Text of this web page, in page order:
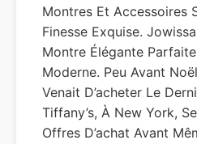
Montres Et Accessoires
Finesse Exquise.
Montre Élégante
Moderne. Peu Avant
Venait D’acheter Le
Tiffany’s, À New York,
Offres D’achat Avant